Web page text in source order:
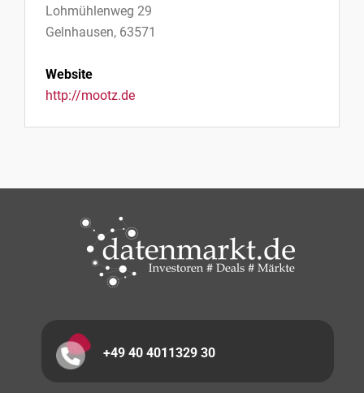
Lohmühlenweg 29
Gelnhausen, 63571
Website
http://mootz.de
+49 40 4011329 30